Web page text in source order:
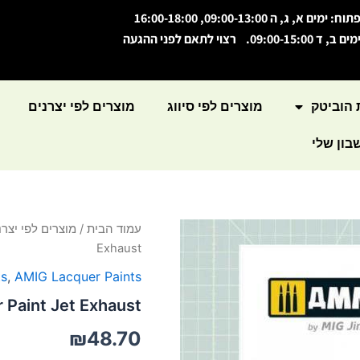
פתוח: ימים א, ג, ה 09:00-13:00, 16:00-18:00
ימים ב, ד 09:00-15:00. רצוי לתאם לפני ההגעה
הוביטק מוצרים לפי סיווג מוצרים לפי יצרנים
שלי
עמוד הבית / מוצרים לפי
Exhaust
, AMIG Lacquer Paints
Paint Jet Exhaust
₪48.70
כמות
של
Paint
Exhaust